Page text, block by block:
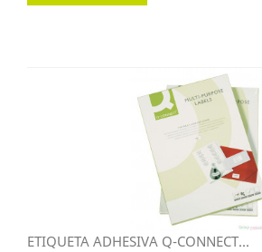
ETIQUETA ADHESIVA Q-CONNECT...